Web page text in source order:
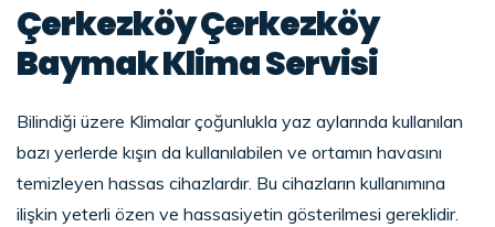
Çerkezköy Çerkezköy
Baymak Klima Servisi
Bilindiği üzere Klimalar çoğunlukla yaz aylarında kullanılan
bazı yerlerde kışın da kullanılabilen ve ortamın havasını
temizleyen hassas cihazlardır. Bu cihazların kullanımına
ilişkin yeterli özen ve hassasiyetin gösterilmesi gereklidir.